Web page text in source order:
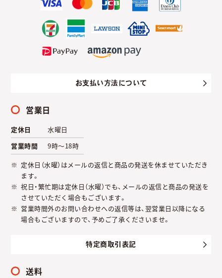
お支払い方法について
営業日
定休日
水曜日
営業時間
9時～18時
定休日（水曜）はメールの返信と商品の発送を休ませていただき
ます。
祝日・繁忙期は定休日（水曜）でも、メールの返信と商品の発送を
させていただく場合もございます。
営業時間外のお問い合わせへの返信等は、翌営業日以降になる
場合もございますので、予めご了承くださいませ。
特定商取引表記
送料